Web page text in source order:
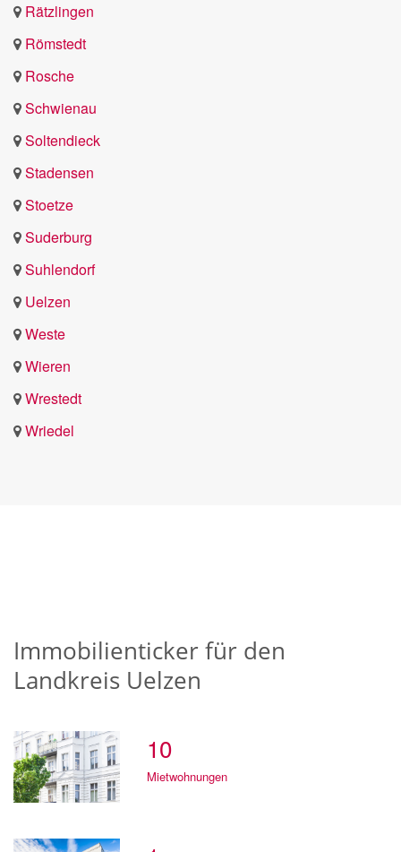
Rätzlingen
Römstedt
Rosche
Schwienau
Soltendieck
Stadensen
Stoetze
Suderburg
Suhlendorf
Uelzen
Weste
Wieren
Wrestedt
Wriedel
Immobilienticker für den
Landkreis Uelzen
10
Mietwohnungen